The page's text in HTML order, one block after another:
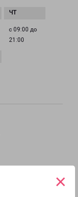
×
с 09:00 до
21:00